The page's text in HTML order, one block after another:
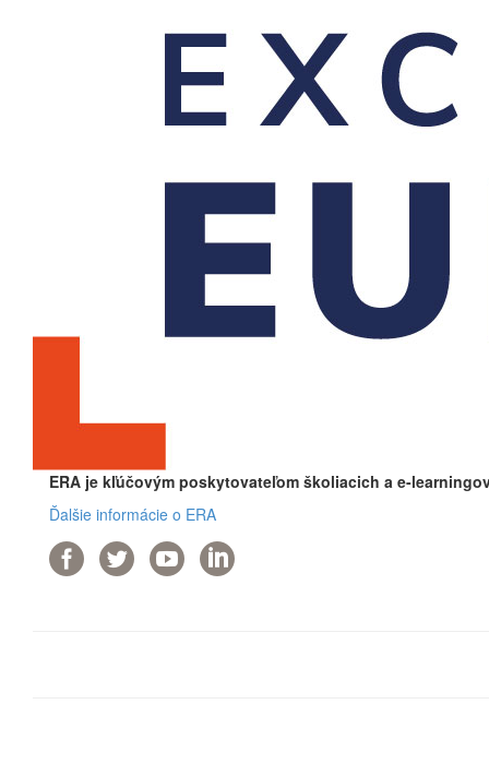
ERA je kľúčovým poskytovateľom školiacich a e-
Ďalšie informácie o ERA